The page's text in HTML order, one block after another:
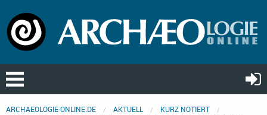
ARCHAEOLOGIE-ONLINE.DE AKTUELL
KURZ NOTIERT